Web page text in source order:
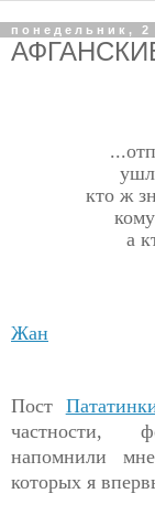
понедельник, 2
кто ж
а
Жан
Пост
частности,
напомнили
которых я